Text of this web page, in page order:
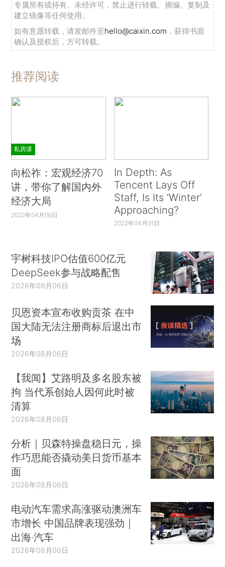
专属所有或持有。未经许可，禁止进行转载、摘编、复制及
建立镜像等任何使用。
如有意愿转载，请发邮件至hello@caixin.com ，获得书面
确认及授权后，方可转载。
推荐阅读
私房课
向松祚：宏观经济70
讲，带你了解国内外
经济大局
2022年04月06日
In Depth: As
Tencent Lays Off
Staff, Is Its ‘Winter’
Approaching?
2022年04月01日
宇树科技IPO估值600亿元
DeepSeek参与战略配售
2026年08月06日
贝恩资本宣布收购贡茶 在中
国大陆无法注册商标后退出市
场
2026年08月06日
【我闻】艾路明及多名股东被
拘 当代系创始人因何此时被
清算
2026年08月06日
分析｜贝森特操盘稳日元，操
作巧思能否撬动美日货币基本
面
2026年08月06日
电动汽车需求高涨驱动澳洲车
市增长 中国品牌表现强劲｜
出海·汽车
2026年08月06日